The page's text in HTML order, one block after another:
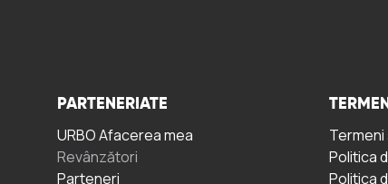
PARTENERIATE
URBO Afacerea mea
Revânzători
Parteneri
Termeni
Politica
Politica